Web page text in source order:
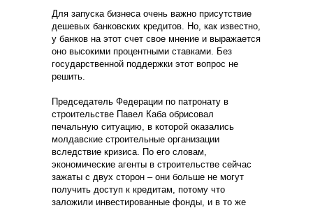
Для запуска бизнеса очень важно присутствие
дешевых банковских кредитов. Но, как известно,
у банков на этот счет свое мнение и выражается
оно высокими процентными ставками. Без
государственной поддержки этот вопрос не
решить.
Председатель Федерации по патронату в
строительстве Павел Каба обрисовал
печальную ситуацию, в которой оказались
молдавские строительные организации
вследствие кризиса. По его словам,
экономические агенты в строительстве сейчас
зажаты с двух сторон – они больше не могут
получить доступ к кредитам, потому что
заложили инвестированные фонды, и в то же